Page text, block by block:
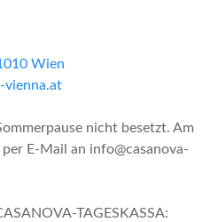
Wien
vienna.at
nicht besetzt. Am
E-Mail an info@casanova-
TAGESKASSA: